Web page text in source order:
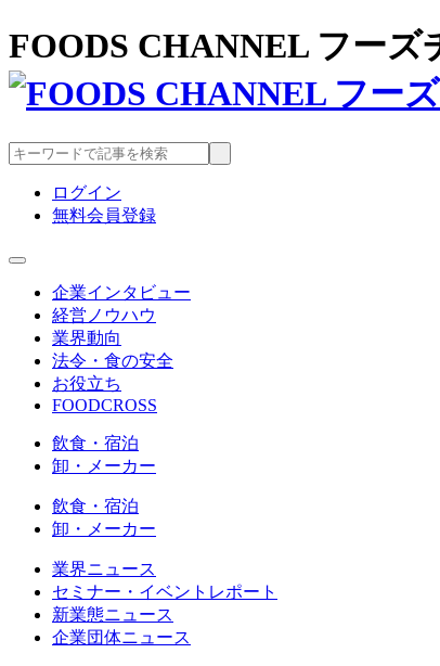
FOODS CHANNEL フー
ログイン
無料会員登録
企業インタビュー
経営ノウハウ
業界動向
法令・食の安全
お役立ち
FOODCROSS
飲食・宿泊
卸・メーカー
飲食・宿泊
卸・メーカー
業界ニュース
セミナー・イベントレポート
新業態ニュース
企業団体ニュース